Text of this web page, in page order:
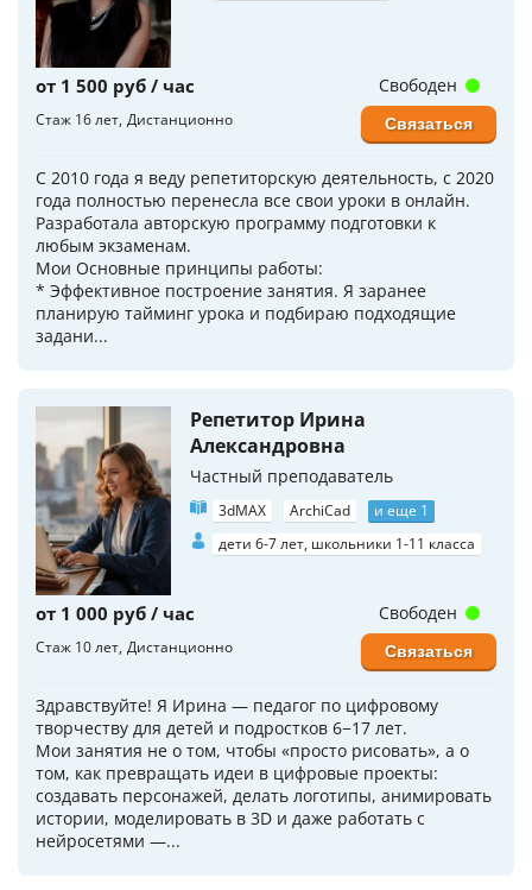
от 1 500 руб / час
Стаж 16 лет Дистанционно
С 2010 года я веду репетиторскую деятельность, с 2020
года полностью перенесла все свои уроки в онлайн.
Разработала авторскую программу подготовки к
любым экзаменам.
Мои Основные принципы работы:
* Эффективное построение занятия. Я заранее
планирую тайминг урока и подбираю подходящие
задани...
Свободен
Связаться
Репетитор Ирина
Александровна
Частный преподаватель
3dMAX ArchiCad
и еще 1
дети 6-7 лет, школьники 1-11 класса
от 1 000 руб / час
Стаж 10 лет Дистанционно
Здравствуйте! Я Ирина — педагог по цифровому
творчеству для детей и подростков 6−17 лет.
Мои занятия не о том, чтобы «просто рисовать», а о
том, как превращать идеи в цифровые проекты:
создавать персонажей, делать логотипы, анимировать
истории, моделировать в 3D и даже работать с
нейросетями —...
Свободен
Связаться